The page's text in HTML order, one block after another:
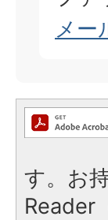
メー
す。お
Reader